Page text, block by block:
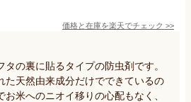
価格と在庫を楽天でチェック >>
の裏に貼るタイプの防虫剤です。
た天然由来成分だけでできているの
米へのニオイ移りの心配もなく、